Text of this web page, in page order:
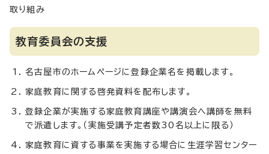
取り組み
教育委員会の支援
名古屋市のホームページに登録企業名を掲載します。
家庭教育に関する啓発資料を配布します。
登録企業が実施する家庭教育講座や講演会へ講師を無料
で派遣します。（実施受講予定者数30名以上に限る）
家庭教育に資する事業を実施する場合に生涯学習センター